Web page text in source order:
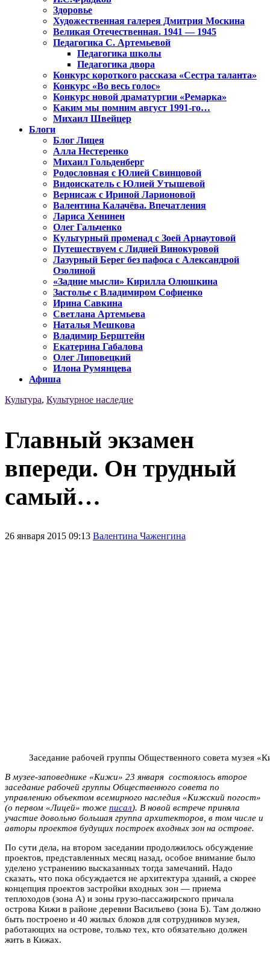
Здоровье
Художественная галерея Дмитрия Москина
Великая Отечественная. 1941 — 1945
Педагогика С. Артемьевой
Педагогика школы
Педагогика двора
Конкурс короткого рассказа «Сестра таланта»
Конкурс «Во весь голос»
Конкурс новой драматургии «Ремарка»
Каким мы помним август 1991-го…
Михаил Швейцер
Блоги
Блог Лицея
Алла Нестеренко
Михаил Гольденберг
Родословная с Юлией Свинцовой
Видоискатель с Юлией Утышевой
Вернисаж с Ириной Ларионовой
Валентина Калачёва. Впечатления
Лариса Хенинен
Олег Гальченко
Культурный променад с Зоей Арнаутовой
Путешествуем с Лидией Винокуровой
Лазурный Берег без пафоса с Александрой
Озолиной
«Задние мысли» Кирилла Олюшкина
Застолье с Владимиром Софиенко
Ирина Савкина
Светлана Артемьева
Наталья Мешкова
Владимир Берштейн
Екатерина Габалова
Олег Липовецкий
Илона Румянцева
Афиша
Культура, Культурное наследие
Главный экзамен
впереди. Он трудный
самый…
26 января 2015 09:13 Валентина Чаженгина
Заседание рабочей группы Общественного совета музея
В музее-заповеднике «Кижи» 23 января состоялось второе
заседание рабочей группы Общественного совета по
управлению объектом всемирного наследия «Кижский погост»
(о первом «Лицей» тоже писал). В новой встрече приняла
участие довольно большая группа архитекторов, в том числе и
авторы проектов будущих построек входных зон на острове.
По сути дела, на втором заседании продолжилось обсуждение
проектов, представленных месяц назад, особое внимание было
уделено устранению высказанных тогда замечаний. Надо
сказать, что пока обсуждается не архитектура зданий, а скорее
концепция проектов застройки входных зон — приема
теплоходов (зона А) и зоны грузо-пассажирского причала
острова Кижи в районе деревни Васильево (зона Б). Там должно
быть построено и 40 жилых блоков для сотрудников музея,
работающих на острове, только тех, кто обязательно должен
жить в Кижах.